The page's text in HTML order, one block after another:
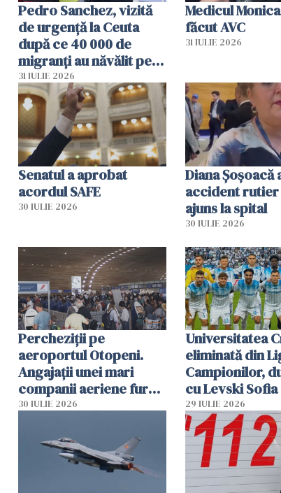
Pedro Sanchez, vizită
de urgență la Ceuta
după ce 40 000 de
migranți au năvălit pe
teritoriul spaniol: „Vom
mobiliza toate
resursele"
31 IULIE 2026
Medicul
făcut AVC
31 IULIE 2026
Senatul a aprobat
acordul SAFE
30 IULIE 2026
Diana Șoșoacă
accident rutier
ajuns la spital
30 IULIE 2026
Percheziții pe
aeroportul Otopeni.
Angajații unei mari
companii aeriene furau
parfumuri, ceasuri și
vânzării
30 IULIE 2026
Universitatea
eliminată din
Campionilor,
cu Levski Sofia
29 IULIE 2026